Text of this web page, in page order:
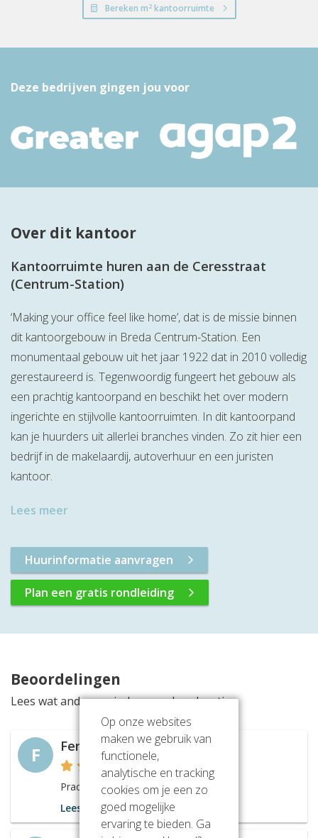
Bereken m2kantoorruimte
Deze bedrijven gingen jou voor
Over dit kantoor
Kantoorruimte huren aan de Ceresstraat
(Centrum-Station)
‘Making your office feel like home’, dat is de missie binnen
dit kantoorgebouw in Breda Centrum-Station. Een
monumentaal gebouw uit het jaar 1922 dat in 2010 volledig
gerestaureerd is. Tegenwoordig fungeert het gebouw als
een prachtig kantoorpand en beschikt het over modern
ingerichte en stijlvolle kantoorruimten. In dit kantoorpand
kan je huurders uit allerlei branches vinden. Zo zit hier een
bedrijf in de makelaardij, autoverhuur en een juristen
kantoor.
Lees meer
Huurinformatie aanvragen
Plan een gratis rondleiding
Beoordelingen
Lees wat anderen vinden van deze locatie
F Ferdinand Achterbosch
Prachtig pand!
Lees meer
Op onze websites
maken we gebruik van
functionele,
analytische en tracking
cookies om je een zo
goed mogelijke
ervaring te bieden. Ga